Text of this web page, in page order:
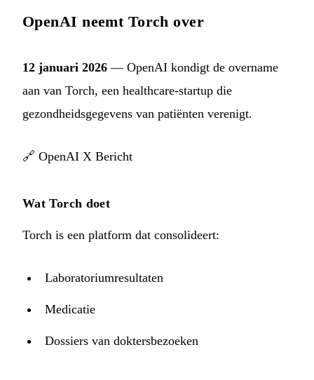
OpenAI neemt Torch over
12 januari 2026 — OpenAI kondigt de overname
aan van Torch, een healthcare-startup die
gezondheidsgegevens van patiënten verenigt.
🔗 OpenAI X Bericht
Wat Torch doet
Torch is een platform dat consolideert:
Laboratoriumresultaten
Medicatie
Dossiers van doktersbezoeken